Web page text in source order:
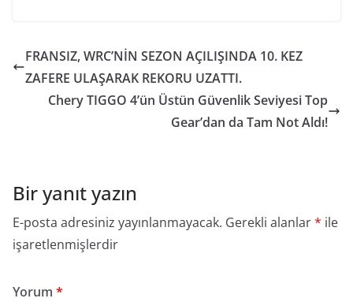
FRANSIZ, WRC’NİN SEZON AÇILIŞINDA 10. KEZ
ZAFERE ULAŞARAK REKORU UZATTI.
Chery TIGGO 4’ün Üstün Güvenlik Seviyesi Top
Gear’dan da Tam Not Aldı!
Bir yanıt yazın
E-posta adresiniz yayınlanmayacak. Gerekli alanlar* ile
işaretlenmişlerdir
Yorum *